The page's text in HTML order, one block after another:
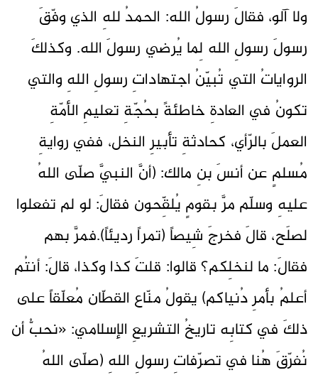
ولا آلو، فقالَ رسولُ الله: الحمدُ للهِ الذي وفّقَ
رسولَ رسولِ الله لِما يُرضي رسولَ الله. وكذلكَ
الرواياتُ التي تُبيّنُ اجتهاداتِ رسولِ اللهِ والتي
تكونُ في العادةِ خاطئةً بحُجّةِ تعليمِ الأمّةِ
العملَ بالرّأي، كحادثةِ تأبيرِ النخل، ففي روايةِ
مُسلمٍ عن أنسَ بنِ مالك: (أنَّ النبيَّ صلّى اللهُ
عليهِ وسلّم مرَّ بقومٍ يُلقِّحون فقالَ: لو لم تفعلوا
لصلَح، قالَ فخرجَ شِيصاً (تمراً رديئاً).فمرَّ بهم
فقالَ: ما لنخلِكم؟ قالوا: قلتَ كذا وكذا، قالَ: أنتُم
أعلمُ بأمرِ دُنياكم) يقولُ منّاع القطّان مُعلّقاً على
ذلكَ في كتابِه تاريخُ التشريعِ الإسلامي: «نحبُّ أن
نُفرّقَ هُنا في تصرّفاتِ رسولِ اللهِ (صلّى اللهُ